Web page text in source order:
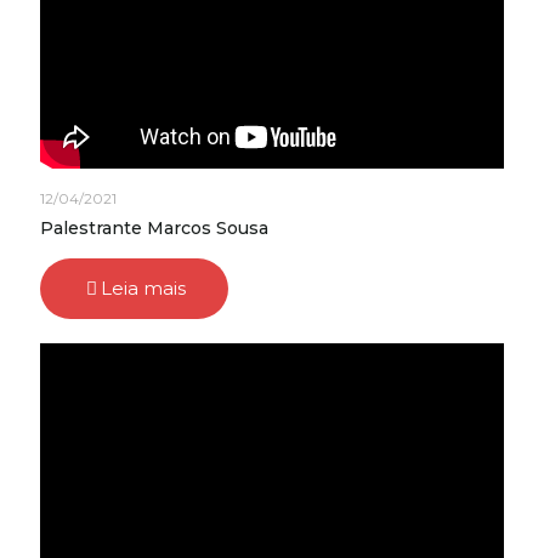
12/04/2021
Palestrante Marcos Sousa
Leia mais